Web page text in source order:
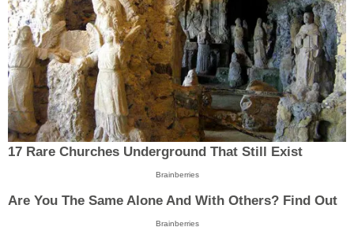
17 Rare Churches Underground That Still Exist
Brainberries
Are You The Same Alone And With Others? Find Out
Brainberries